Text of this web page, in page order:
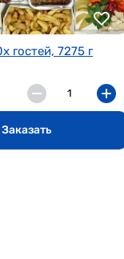
гостей, 7275 г
Заказать